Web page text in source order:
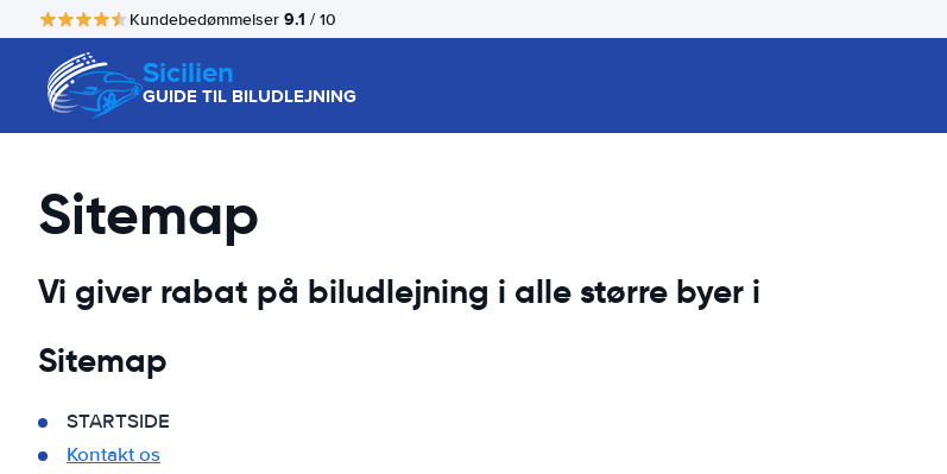
Kundebedømmelser 9.1 / 10
Sicilien
GUIDE TIL BILUDLEJNING
Sitemap
Vi giver rabat på biludlejning i alle større byer i
Sitemap
STARTSIDE
Kontakt os